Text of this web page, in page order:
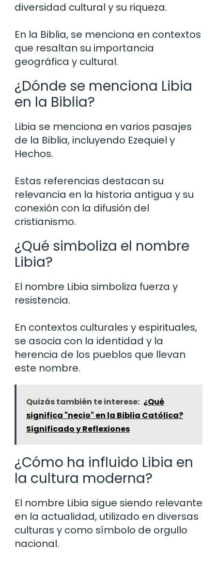
diversidad cultural y su riqueza.
En la Biblia, se menciona en contextos
que resaltan su importancia
geográfica y cultural.
¿Dónde se menciona Libia
en la Biblia?
Libia se menciona en varios pasajes
de la Biblia, incluyendo Ezequiel y
Hechos.
Estas referencias destacan su
relevancia en la historia antigua y su
conexión con la difusión del
cristianismo.
¿Qué simboliza el nombre
Libia?
El nombre Libia simboliza fuerza y
resistencia.
En contextos culturales y espirituales,
se asocia con la identidad y la
herencia de los pueblos que llevan
este nombre.
Quizás también te interese: ¿Qué
significa "necio" en la Biblia Católica?
Significado y Reflexiones
¿Cómo ha influido Libia en
la cultura moderna?
El nombre Libia sigue siendo relevante
en la actualidad, utilizado en diversas
culturas y como símbolo de orgullo
nacional.